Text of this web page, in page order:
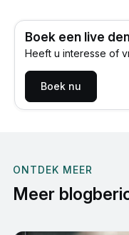
Boek een live
Heeft u interesse of
Boek nu
ONTDEK MEER
Meer